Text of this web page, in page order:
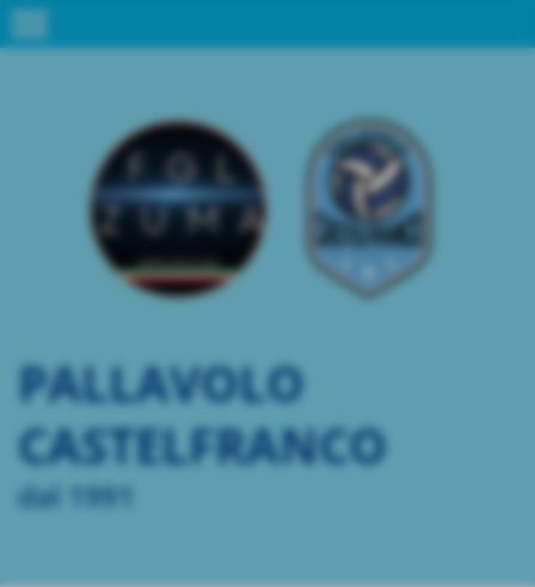
menu
PALLAVOLO
CASTELFRANCO
dal 1991